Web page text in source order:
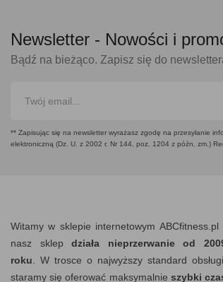
Newsletter - Nowości i
Bądź na bieżąco. Zapisz się do
** Zapisując się na newsletter wyrażasz zgodę na przesyłanie
elektroniczną (Dz. U. z 2002 r. Nr 144, poz. 1204 z późn. zm.)
Witamy w sklepie internetowym ABCfitness.pl
nasz sklepdziała nieprzerwanie od
roku . W trosce o najwyższy standard obsługi,
staramy się oferować maksymalnie szybki